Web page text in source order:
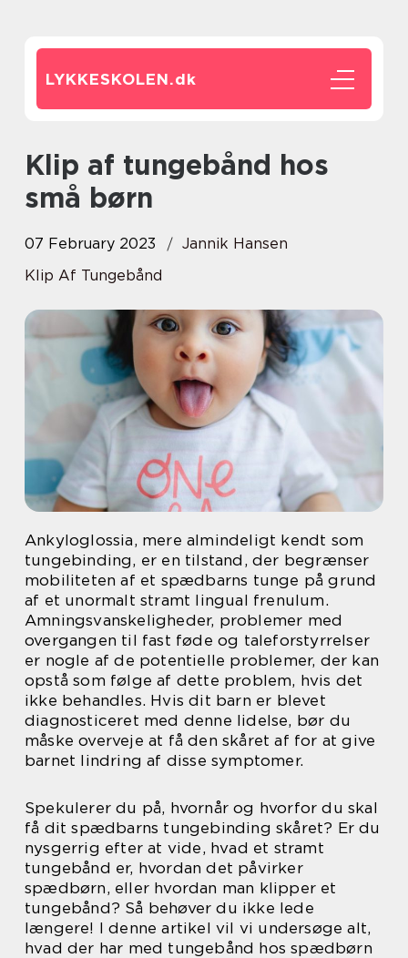
LYKKESKOLEN.dk
Klip af tungebånd hos
små børn
07 February 2023
Jannik Hansen
Klip Af Tungebånd
Ankyloglossia, mere almindeligt kendt som
tungebinding, er en tilstand, der begrænser
mobiliteten af et spædbarns tunge på grund
af et unormalt stramt lingual frenulum.
Amningsvanskeligheder, problemer med
overgangen til fast føde og taleforstyrrelser
er nogle af de potentielle problemer, der kan
opstå som følge af dette problem, hvis det
ikke behandles. Hvis dit barn er blevet
diagnosticeret med denne lidelse, bør du
måske overveje at få den skåret af for at give
barnet lindring af disse symptomer.
Spekulerer du på, hvornår og hvorfor du skal
få dit spædbarns tungebinding skåret? Er du
nysgerrig efter at vide, hvad et stramt
tungebånd er, hvordan det påvirker
spædbørn, eller hvordan man klipper et
tungebånd? Så behøver du ikke lede
længere! I denne artikel vil vi undersøge alt,
hvad der har med tungebånd hos spædbørn